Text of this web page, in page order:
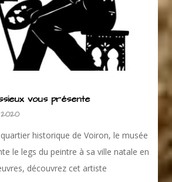
vous présente
historique de Voiron, le musée
le legs du peintre à sa ville natale en
découvrez cet artiste